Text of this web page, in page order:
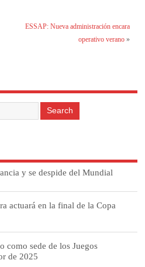
ESSAP: Nueva administración encara
operativo verano»
y se despide del Mundial
actuará en la final de la Copa
como sede de los Juegos
de 2025